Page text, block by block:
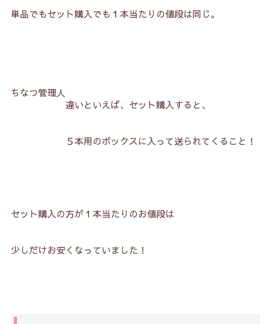
単品でもセット購入でも１本当たりの値段は同じ。
ちなつ管理人
違いといえば、セット購入すると、
５本用のボックスに入って送られてくること！
セット購入の方が１本当たりのお値段は
少しだけお安くなっていました！